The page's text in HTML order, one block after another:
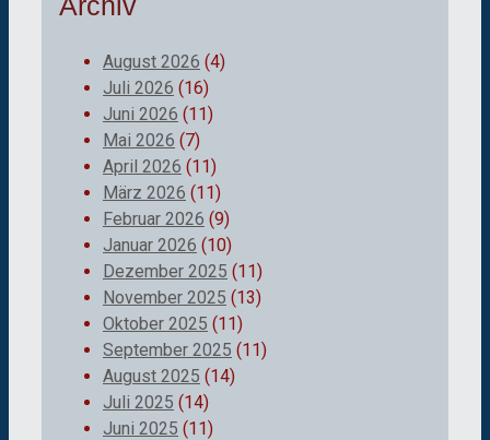
August 2026 (4)
Juli 2026 (16)
Juni 2026 (11)
Mai 2026 (7)
April 2026 (11)
März 2026 (11)
Februar 2026 (9)
Januar 2026 (10)
Dezember 2025 (11)
November 2025 (13)
Oktober 2025 (11)
September 2025 (11)
August 2025 (14)
Juli 2025 (14)
Juni 2025 (11)